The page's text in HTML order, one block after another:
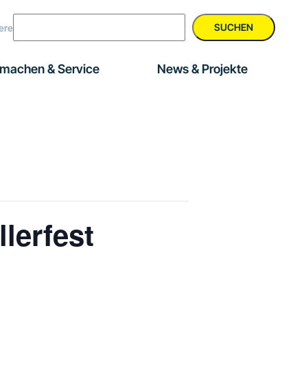
SUCHEN
& Service News & Projekte